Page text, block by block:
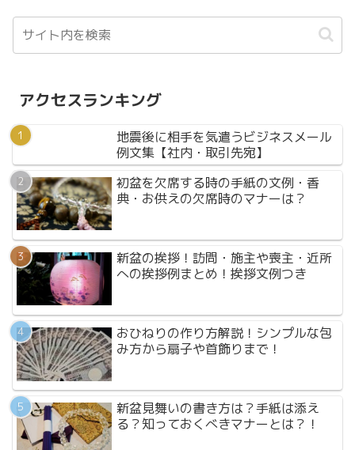
アクセスランキング
地震後に相手を気遣うビジネスメール
例文集【社内・取引先宛】
初盆を欠席する時の手紙の文例・香
典・お供えの欠席時のマナーは？
新盆の挨拶！訪問・施主や喪主・近所
への挨拶例まとめ！挨拶文例つき
おひねりの作り方解説！シンプルな包
み方から扇子や首飾りまで！
新盆見舞いの書き方は？手紙は添え
る？知っておくべきマナーとは？！